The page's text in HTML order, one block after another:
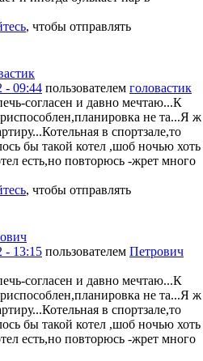
, чтобы отправлять
- 09:44 пользователем головастик
согласен и давно мечтаю...К
не та...Я ж
в спортзале,то
бы такой котел ,шоб ночью хоть
есть,но повторюсь -жрет много
, чтобы отправлять
- 13:15 пользователем Петрович
согласен и давно мечтаю...К
не та...Я ж
в спортзале,то
бы такой котел ,шоб ночью хоть
есть,но повторюсь -жрет много